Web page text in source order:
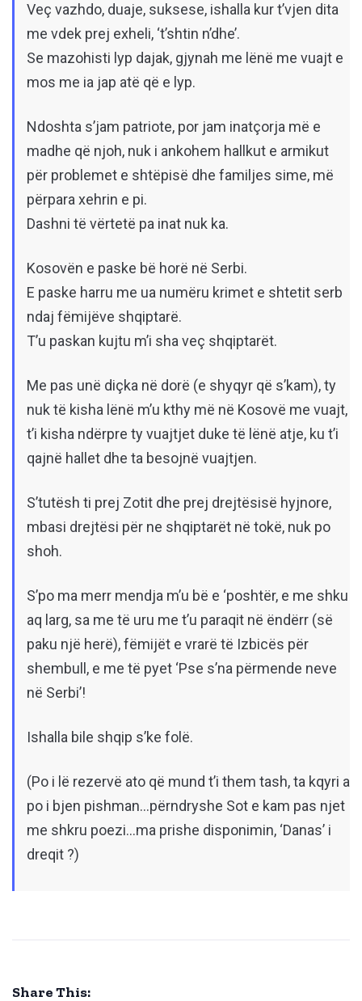
Veç vazhdo, duaje, suksese, ishalla kur t’vjen dita
me vdek prej exheli, ‘t’shtin n’dhe’.
Se mazohisti lyp dajak, gjynah me lënë me vuajt e
mos me ia jap atë që e lyp.
Ndoshta s’jam patriote, por jam inatçorja më e
madhe që njoh, nuk i ankohem hallkut e armikut
për problemet e shtëpisë dhe familjes sime, më
përpara xehrin e pi.
Dashni të vërtetë pa inat nuk ka.
Kosovën e paske bë horë në Serbi.
E paske harru me ua numëru krimet e shtetit serb
ndaj fëmijëve shqiptarë.
T’u paskan kujtu m’i sha veç shqiptarët.
Me pas unë diçka në dorë (e shyqyr që s’kam), ty
nuk të kisha lënë m’u kthy më në Kosovë me vuajt,
t’i kisha ndërpre ty vuajtjet duke të lënë atje, ku t’i
qajnë hallet dhe ta besojnë vuajtjen.
S’tutësh ti prej Zotit dhe prej drejtësisë hyjnore,
mbasi drejtësi për ne shqiptarët në tokë, nuk po
shoh.
S’po ma merr mendja m’u bë e ‘poshtër, e me shku
aq larg, sa me të uru me t’u paraqit në ëndërr (së
paku një herë), fëmijët e vrarë të Izbicës për
shembull, e me të pyet ‘Pse s’na përmende neve
në Serbi’!
Ishalla bile shqip s’ke folë.
(Po i lë rezervë ato që mund t’i them tash, ta kqyri a
po i bjen pishman…përndryshe Sot e kam pas njet
me shkru poezi…ma prishe disponimin, ‘Danas’ i
dreqit ?)
Share This: